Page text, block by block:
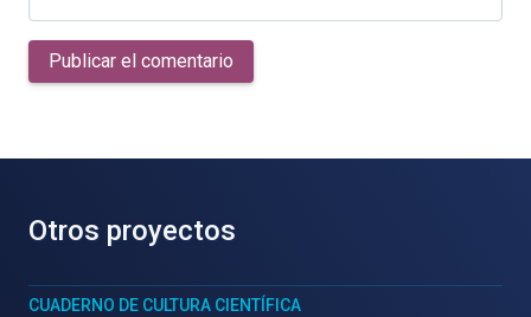
Publicar el comentario
Otros proyectos
CUADERNO DE CULTURA CIENTÍFICA